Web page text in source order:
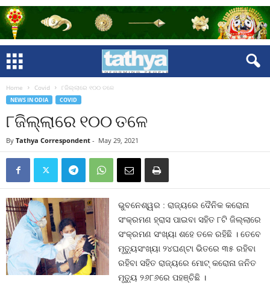
Home Covid ୮ଜିଲ୍ଲାରେ ୧୦୦ ତଳେ
NEWS IN ODIA COVID
୮ଜିଲ୍ଲାରେ ୧୦୦ ତଳେ
By Tathya Correspondent - May 29, 2021
ଭୁବନେଶ୍ୱର : ରାଜ୍ୟରେ ଦୈନିକ କରୋନା
ସଂକ୍ରମଣ ହ୍ରାସ ପାଇବା ସହିତ ୮ଟି ଜିଲ୍ଲାରେ
ସଂକ୍ରମଣ ସଂଖ୍ୟା ଶହେ ତଳେ ରହିଛି । ତେବେ
ମୃତ୍ୟୁସଂଖ୍ୟା ୨୪ଘଣ୍ଟା ଭିତରେ ୩୫ ରହିବା
ରହିବା ସହିତ ରାଜ୍ୟରେ ମୋଟ୍‍ କରୋନା ଜନିତ
ମୃତ୍ୟୁ ୨୬୮୬ରେ ପହଞ୍ଚିଛି ।